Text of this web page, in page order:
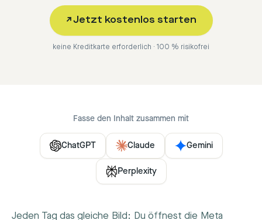
↗Jetzt kostenlos starten
keine Kreditkarte erforderlich · 100 % risikofrei
Fasse den Inhalt zusammen mit
ChatGPT Claude Gemini
Perplexity
Jeden Tag das gleiche Bild: Du öffnest die Meta